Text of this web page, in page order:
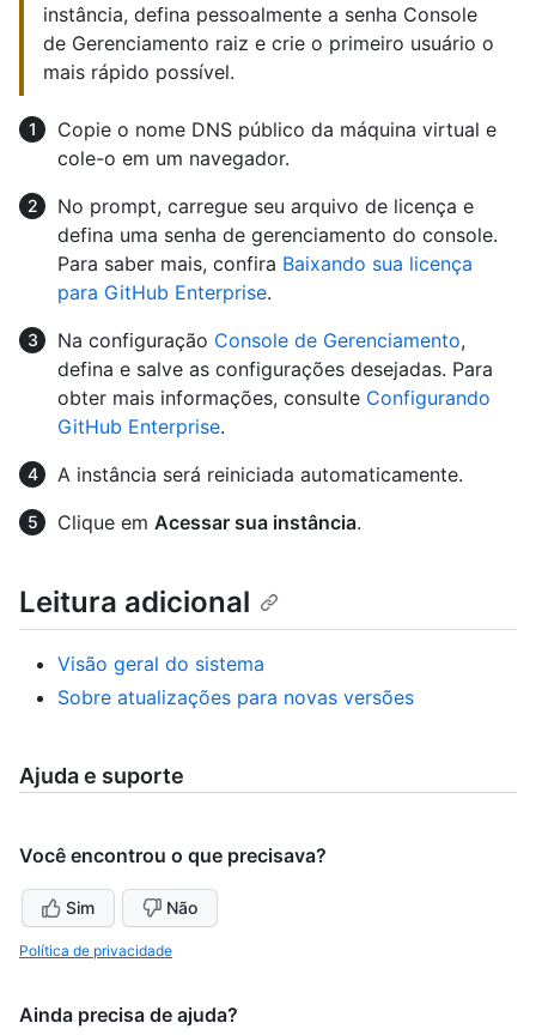
instância, defina pessoalmente a senha Console
de Gerenciamento raiz e crie o primeiro usuário o
mais rápido possível.
Copie o nome DNS público da máquina virtual e
cole-o em um navegador.
No prompt, carregue seu arquivo de licença e
defina uma senha de gerenciamento do console.
Para saber mais, confira Baixando sua licença
para GitHub Enterprise.
Na configuração Console de Gerenciamento,
defina e salve as configurações desejadas. Para
obter mais informações, consulte Configurando
GitHub Enterprise.
A instância será reiniciada automaticamente.
Clique em Acessar sua instância.
Leitura adicional
Visão geral do sistema
Sobre atualizações para novas versões
Ajuda e suporte
Você encontrou o que precisava?
Sim Não
Política de privacidade
Ainda precisa de ajuda?